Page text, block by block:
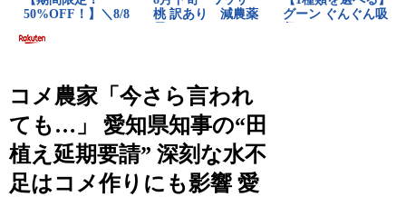
コメ農家「今さら言われ
ても…」 愛知県知事の“田
植え延期要請” 深刻な水不
足はコメ作りにも影響 愛